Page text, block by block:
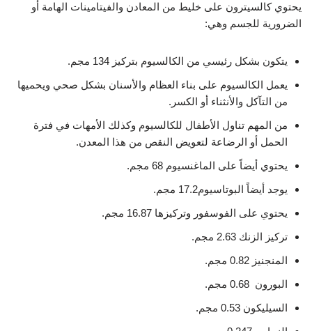
يحتوي كالسيترون على خليط من المعادن والفيتامينات الهامة أو
الضرورية للجسم وهي:
يتكون بشكل رئيسي من الكالسيوم بتركيز 134 مجم.
يعمل الكالسيوم على بناء العظام والأسنان بشكل صحي ويحميها
من التآكل والأنثناء أو الكسر.
من المهم تناول الأطفال للكالسيوم وكذلك الأمهات في فترة
الحمل أو الرضاعة لتعويض النقص من هذا المعدن.
يحتوي أيضاً على الماغنسيوم 68 مجم.
يوجد أيضاً البوتاسيوم17.2 مجم.
يحتوي على الفوسفور وتركيزها 16.87 مجم.
تركيز الزنك 2.63 مجم.
المنجنيز 0.82 مجم.
البورون 0.68 مجم.
السيليكون 0.53 مجم.